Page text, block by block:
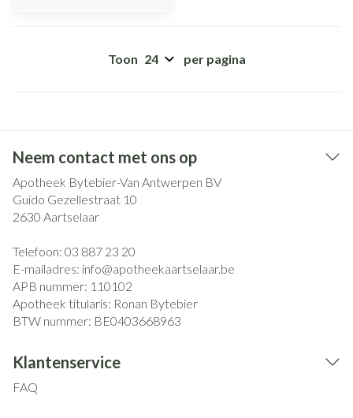
Toon per pagina
Neem contact met ons op
Apotheek Bytebier-Van Antwerpen BV
Guido Gezellestraat 10
2630 Aartselaar
Telefoon: 03 887 23 20
E-mailadres: info@apotheekaartselaar.be
APB nummer: 110102
Apotheek titularis: Ronan Bytebier
BTW nummer: BE0403668963
Klantenservice
FAQ